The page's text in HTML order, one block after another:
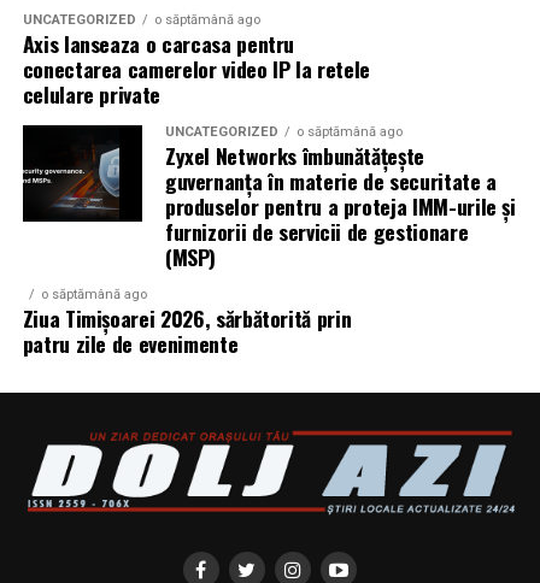
UNCATEGORIZED o săptămână ago
Axis lanseaza o carcasa pentru
conectarea camerelor video IP la retele
celulare private
UNCATEGORIZED o săptămână ago
Zyxel Networks îmbunătățește
guvernanța în materie de securitate a
produselor pentru a proteja IMM-urile și
furnizorii de servicii de gestionare
(MSP)
o săptămână ago
Ziua Timișoarei 2026, sărbătorită prin
patru zile de evenimente